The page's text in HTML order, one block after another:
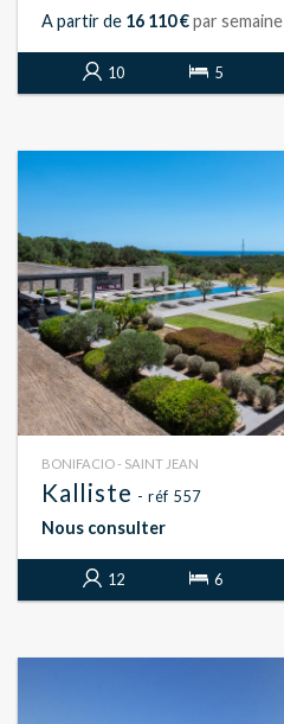
A partir de 16 110 €par semaine
10 5
BONIFACIO - SAINT JEAN
Kalliste - réf 557
Nous consulter
12 6